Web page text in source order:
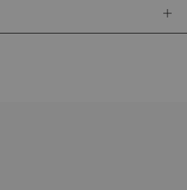
100% Polyester.